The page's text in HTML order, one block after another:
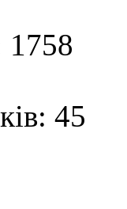
1758
45